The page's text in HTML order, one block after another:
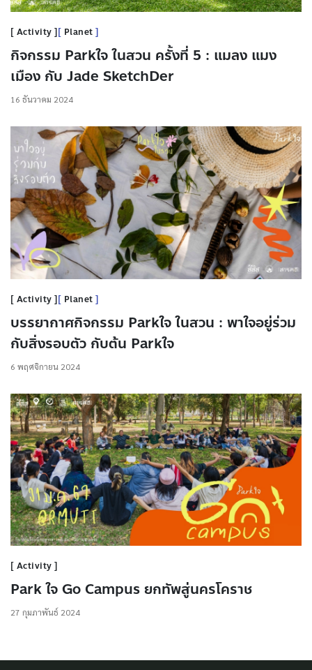
Activity Planet
กิจกรรม Parkใจ ในสวน ครั้งที่ 5 : แมลง แมง
เมือง กับ Jade SketchDer
16 ธันวาคม 2024
Activity Planet
บรรยากาศกิจกรรม Parkใจ ในสวน : พาใจอยู่ร่วม
กับสิ่งรอบตัว กับต้น Parkใจ
6 พฤศจิกายน 2024
Activity
Park ใจ Go Campus ยกทัพสู่นครโคราช
27 กุมภาพันธ์ 2024